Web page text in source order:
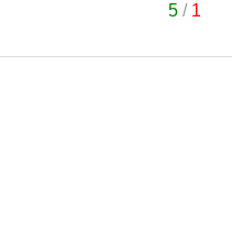
5/ 1